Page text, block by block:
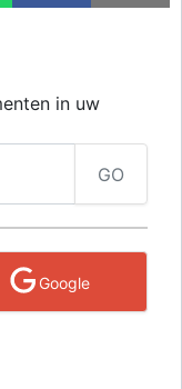
in uw
GO
Google